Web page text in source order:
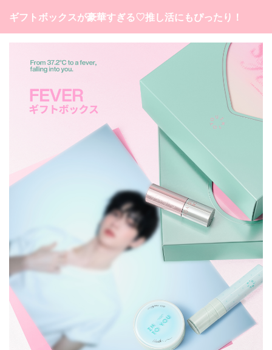
ギフトボックスが豪華すぎる♡推し活にもぴったり！